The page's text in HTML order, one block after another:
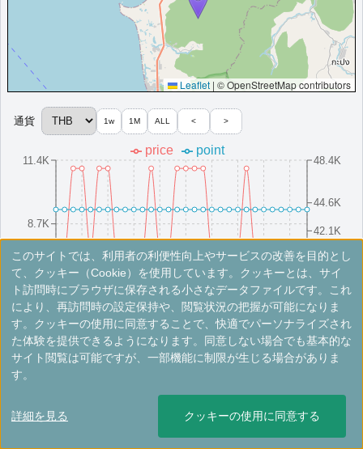
comfort together with style.
年
最低価格目安:￥9,900
情報サイト:saku-
bangkok.net
Marriott Bonvoyで価格をみる
部ホテルであり）,またはウェルカムドリンク提供（到着時）
ルメリディアン・カオラック・リゾート＆
3つの屋外プール、デイスパ、イベント＆ウエディング会場を備
え、海の眺望を楽しめるタイ、カオラックのリゾートです。
タイカオラック
開業:2019年 最低価格目安:￥2,090 THB情報サイト:ameblo
Marriott Bonvoyで価格をみる
プラチナエリート特典： ウェルカムギフト朝食選択可,ラウンジアクセス有,客
室アップグレード有（スイート含む）,スパ割引20%（宿泊者限定）
More...
1 - 2 件 / 全 2 件
Leaflet | © OpenStreetMap contributors
8/1(Fri)8/4(Mon)8/7(Thu)8/10(Sun)8/13(Wed)8/16(Sat)8/19(Tue)8/22(Fri)8/25(Mon)8/28(Thu)
7.2K
8.7K
11.4K
39.6K
42.1K
44.6K
48.4K
price point
※手数料別。レートは目安ですので最新の情報は公式サイトでご確認ください。
通貨 1w 1M ALL < >
カーサ・デ・ラ・フローラ・カオラック・
ファンガー・ア・メンバー・オブ・デザイ
このサイトでは、利用者の利便性向上やサービスの改善を目的とし
て、クッキー（Cookie）を使用しています。クッキーとは、サイ
ト訪問時にブラウザに保存される小さなデータファイルです。これ
により、再訪問時の設定保持や、閲覧状況の把握が可能になりま
す。クッキーの使用に同意することで、快適でパーソナライズされ
た体験を提供できるようになります。同意しない場合でも基本的な
サイト閲覧は可能ですが、一部機能に制限が生じる場合がありま
す。
詳細を見る クッキーの使用に同意する